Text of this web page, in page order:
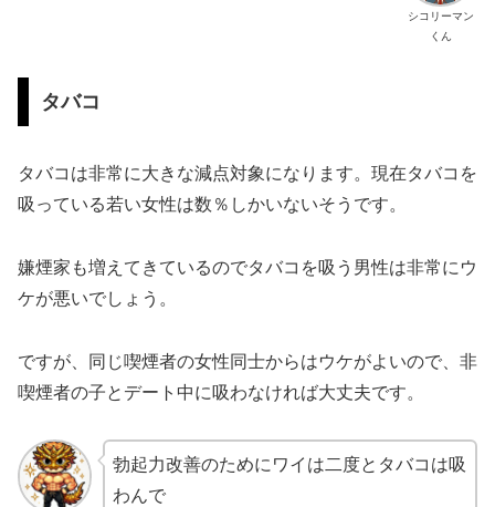
シコリーマン
くん
タバコ
タバコは非常に大きな減点対象になります。現在タバコを
吸っている若い女性は数％しかいないそうです。
嫌煙家も増えてきているのでタバコを吸う男性は非常にウ
ケが悪いでしょう。
ですが、同じ喫煙者の女性同士からはウケがよいので、非
喫煙者の子とデート中に吸わなければ大丈夫です。
勃起力改善のためにワイは二度とタバコは吸
わんで